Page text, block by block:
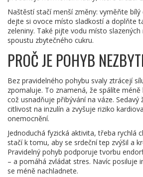
Naštěstí stačí menší změny: vyměňte bílý
dejte si ovoce místo sladkostí a doplňte
zeleniny. Také pijte vodu místo
spoustu zbytečného cukru.
PROČ JE POHYB
Bez pravidelného pohybu svaly ztrácejí
zpomaluje. To znamená, že spálíte
což usnadňuje přibývání na váze. Sedavý
citlivost na inzulín a zvyšuje riziko
onemocnění.
Jednoduchá fyzická aktivita, třeba rychlá
stačí k tomu, aby se srdeční tep zvýšil a
Pravidelný pohyb podporuje tvorbu
– a pomáhá zvládat stres. Navíc posiluje
se méně nachladnete.